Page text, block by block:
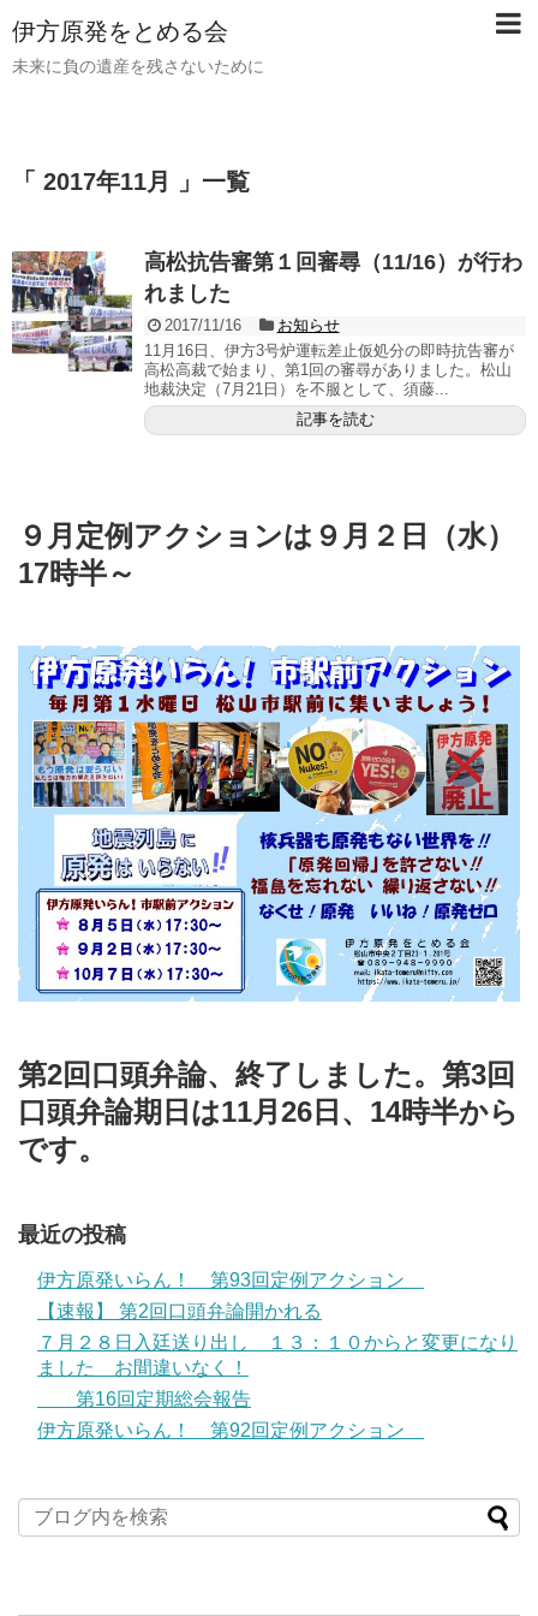
伊方原発をとめる会
未来に負の遺産を残さないために
「 2017年11月 」一覧
高松抗告審第１回審尋（11/16）が行わ
れました
2017/11/16
お知らせ
11月16日、伊方3号炉運転差止仮処分の即時抗告審が
高松高裁で始まり、第1回の審尋がありました。松山
地裁決定（7月21日）を不服として、須藤...
記事を読む
９月定例アクションは９月２日（水）
17時半～
第2回口頭弁論、終了しました。第3回
口頭弁論期日は11月26日、14時半から
です。
最近の投稿
伊方原発いらん！ 第93回定例アクション
【速報】 第2回口頭弁論開かれる
７月２８日入廷送り出し １３：１０からと変更になり
ました お間違いなく！
第16回定期総会報告
伊方原発いらん！ 第92回定例アクション